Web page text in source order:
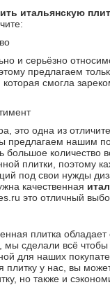
итальянскую
и серьёзно
предлагаем
которая смогла
это одна из
предлагаем нашим
большое количество
плитки, поэтому
под свои нужды
качественная
это отличный
плитка
мы сделали всё чтобы
для наших
плитку у нас, вы
но также и